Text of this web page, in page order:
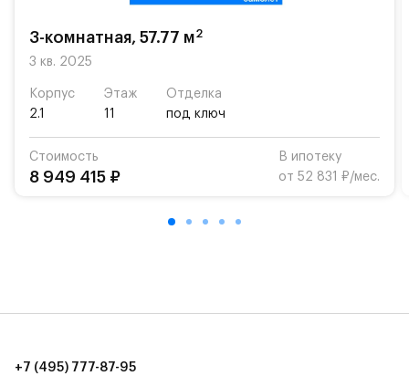
3-комнатная, 57.77 м2
3 кв. 2025
Корпус
2.1
Этаж
11
Отделка
под ключ
Стоимость
8 949 415 ₽
В ипотеку
от 52 831 ₽/мес.
+7 (495) 777-87-95